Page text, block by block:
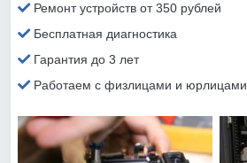
Ремонт устройств от 350 рублей
Бесплатная диагностика
Гарантия до 3 лет
Работаем с физлицами и юрлицами